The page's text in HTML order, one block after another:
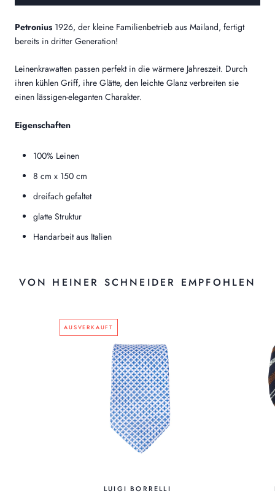
Petronius 1926, der kleine Familienbetrieb aus Mailand, fertigt
bereits in dritter Generation!
Leinenkrawatten passen perfekt in die wärmere Jahreszeit. Durch
ihren kühlen Griff, ihre Glätte, den leichte Glanz verbreiten sie
einen lässigen-eleganten Charakter.
Eigenschaften
100% Leinen
8 cm x 150 cm
dreifach gefaltet
glatte Struktur
Handarbeit aus Italien
VON HEINER SCHNEIDER EMPFOHLEN
AUSVERKAUFT
LUIGI BORRELLI